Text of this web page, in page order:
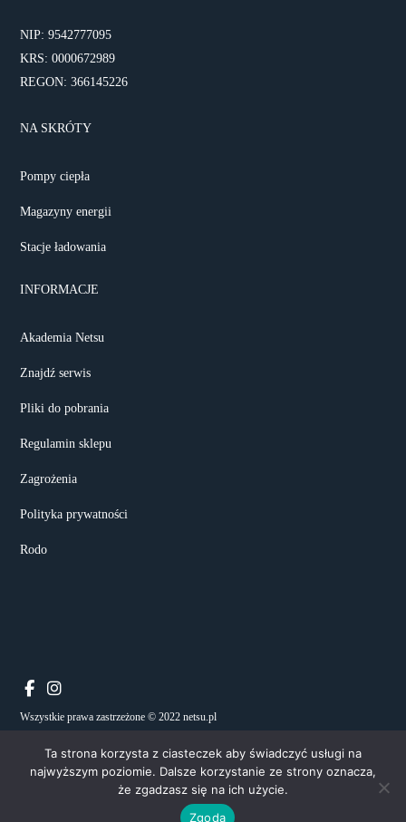
NIP: 9542777095
KRS: 0000672989
REGON: 366145226
NA SKRÓTY
Pompy ciepła
Magazyny energii
Stacje ładowania
INFORMACJE
Akademia Netsu
Znajdź serwis
Pliki do pobrania
Regulamin sklepu
Zagrożenia
Polityka prywatności
Rodo
Wszystkie prawa zastrzeżone © 2022 netsu.pl
Ta strona korzysta z ciasteczek aby świadczyć usługi na
najwyższym poziomie. Dalsze korzystanie ze strony oznacza,
że zgadzasz się na ich użycie.
Zgoda
: ob_end_flush(): failed to send buffer of zlib output compression (0) in